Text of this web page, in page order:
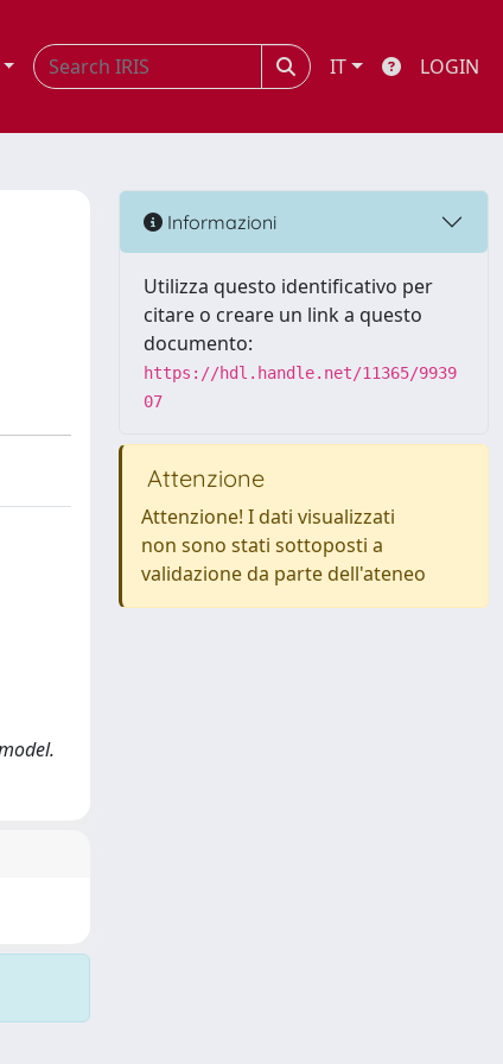
IT LOGIN
Informazioni
Utilizza questo identificativo per
citare o creare un link a questo
documento:
https://hdl.handle.net/11365/9939
07
Attenzione
Attenzione! I dati visualizzati
non sono stati sottoposti a
validazione da parte dell'ateneo